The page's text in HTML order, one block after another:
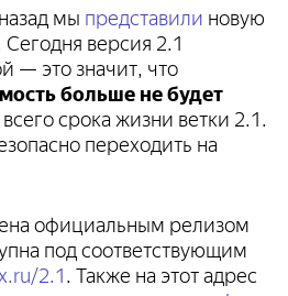
мы представили новую
версия 2.1
— это значит, что
больше не будет
срока жизни ветки 2.1.
переходить на
официальным релизом
под соответствующим
2.1. Также на этот адрес